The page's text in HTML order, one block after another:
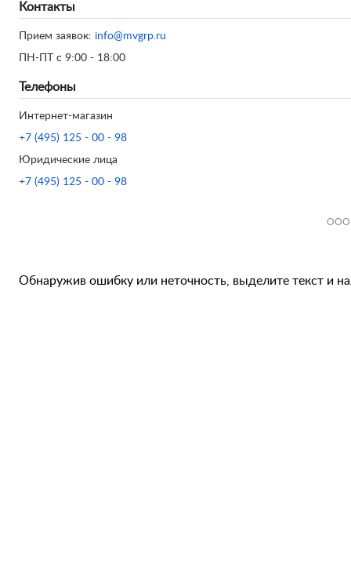
Контакты
Прием заявок: info@mvgrp.ru
ПН-ПТ с 9:00 - 18:00
Телефоны
Интернет-магазин
+7 (495) 125 - 00 - 98
Юридические лица
+7 (495) 125 - 00 - 98
ООО
Обнаружив ошибку или неточность, выделите текст и